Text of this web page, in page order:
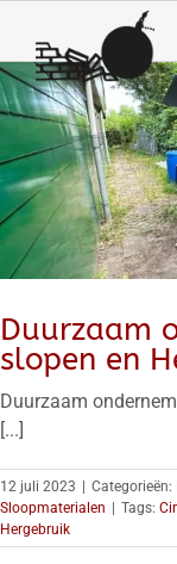
naar
inhoud
HOME
STREETVIEW
SLOOPWERKEN
CIRCULAIR SLOPEN
GEBRUIKTE
Co2
DISCIPLINES
Duurzaam
slopen en
Duurzaam
[...]
12 juli 2023 | Categorieën:
Sloopmaterialen | Tags:
Hergebruik